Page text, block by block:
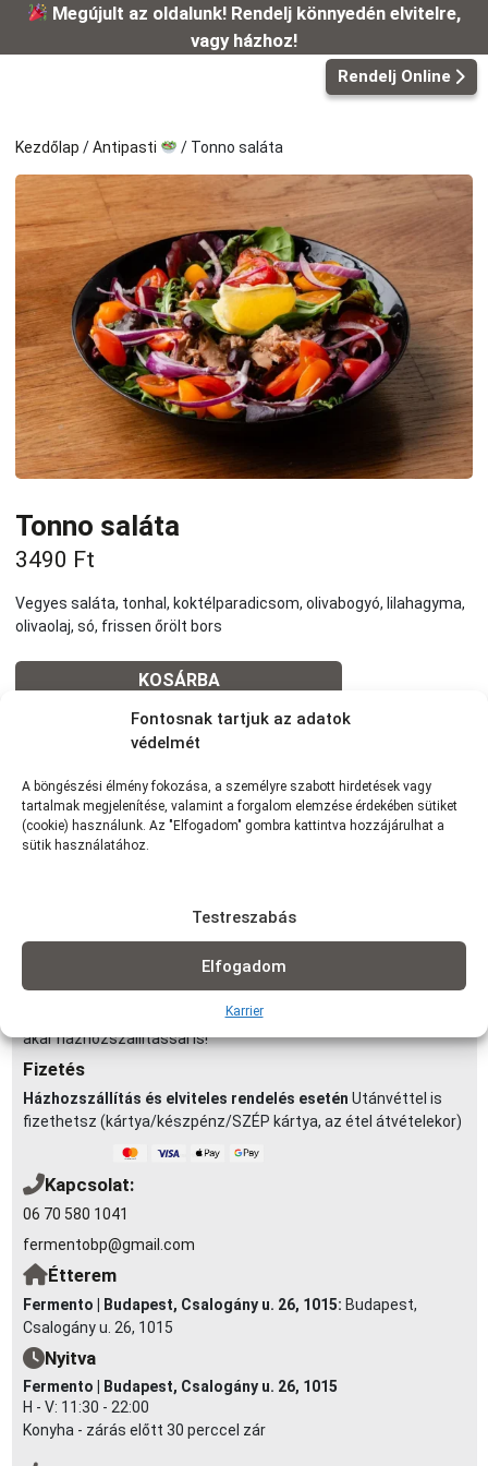
Fontosnak tartjuk az adatok
védelmét
A böngészési élmény fokozása, a személyre szabott hirdetések vagy
tartalmak megjelenítése, valamint a forgalom elemzése érdekében sütiket
(cookie) használunk. Az "Elfogadom" gombra kattintva hozzájárulhat a
sütik használatához.
Elfogadom
Testreszabás
Karrier
Kilépés
tartalomba
Megújult az oldalunk! Rendelj könnyedén elvitelre,
vagy házhoz!
Rendelj Online
Kezdőlap /Antipasti / Tonno saláta
Tonno saláta
3490 Ft
Vegyes saláta, tonhal, koktélparadicsom, olivabogyó, lilahagyma,
olivaolaj, só, frissen őrölt bors
KOSÁRBA
Tovább a teljes étlaphoz >
7km-es körzetünkben szállítunk Wolt
futárszolgálattal: 1,5 km -ig: 490Ft | 1,5-2,5 km-ig: 790Ft | 2,5-3,5
km-ig: 990Ft | 3,5-5 km-ig: 1290Ft | 4-5 km-ig: 1490Ft | 5-6 km-ig:
1990Ft | 6-7 km-ig: 2290Ft (minimum rendelés: 3 000 Ft)
Rendelésedet kérheted előrendeléssel elvitelre, vagy
akár házhozszállítással is!
Fizetés
Házhozszállítás és elviteles rendelés esetén Utánvéttel is
fizethetsz (kártya/készpénz/SZÉP kártya, az étel átvételekor)
Kapcsolat:
06 70 580 1041
fermentobp@gmail.com
Étterem
Fermento | Budapest, Csalogány u. 26, 1015: Budapest,
Csalogány u. 26, 1015
Nyitva
Fermento | Budapest, Csalogány u. 26, 1015
H - V: 11:30 - 22:00
Konyha - zárás előtt 30 perccel zár